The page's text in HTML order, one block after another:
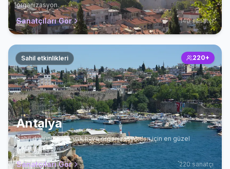
organizasyon.
Sanatçıları Gör 140sanatçı
Sahil etkinlikleri 220+
Antalya
Sahil düğünleri ve açık hava organizasyonları için en güzel
lokasyon.
Sanatçıları Gör 220sanatçı